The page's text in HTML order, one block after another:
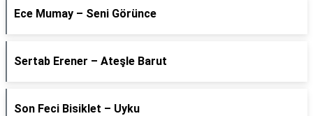
Ece Mumay – Seni Görünce
Sertab Erener – Ateşle Barut
Son Feci Bisiklet – Uyku